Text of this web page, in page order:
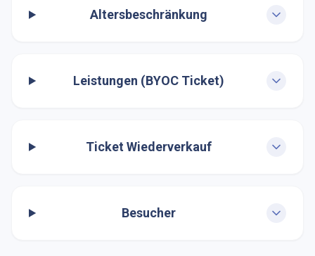
Altersbeschränkung
Leistungen (BYOC Ticket)
Ticket Wiederverkauf
Besucher